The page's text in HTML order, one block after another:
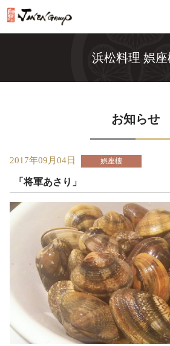
浜松料理 娯座
お知らせ
2017年09月04日 娯座樓
「将軍あさり」